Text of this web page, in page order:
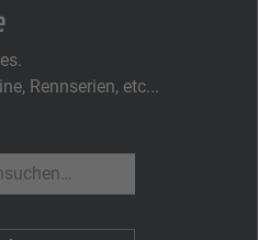
Rennserien, etc...